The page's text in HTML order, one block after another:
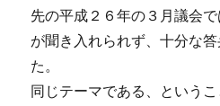
先の平成２６年の３月議会
が聞き入れられず、十分な
た。
同じテーマである、という